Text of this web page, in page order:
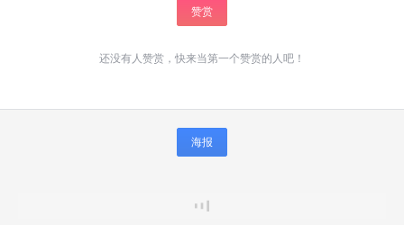
赞赏
还没有人赞赏，快来当第一个赞赏的人吧！
海报